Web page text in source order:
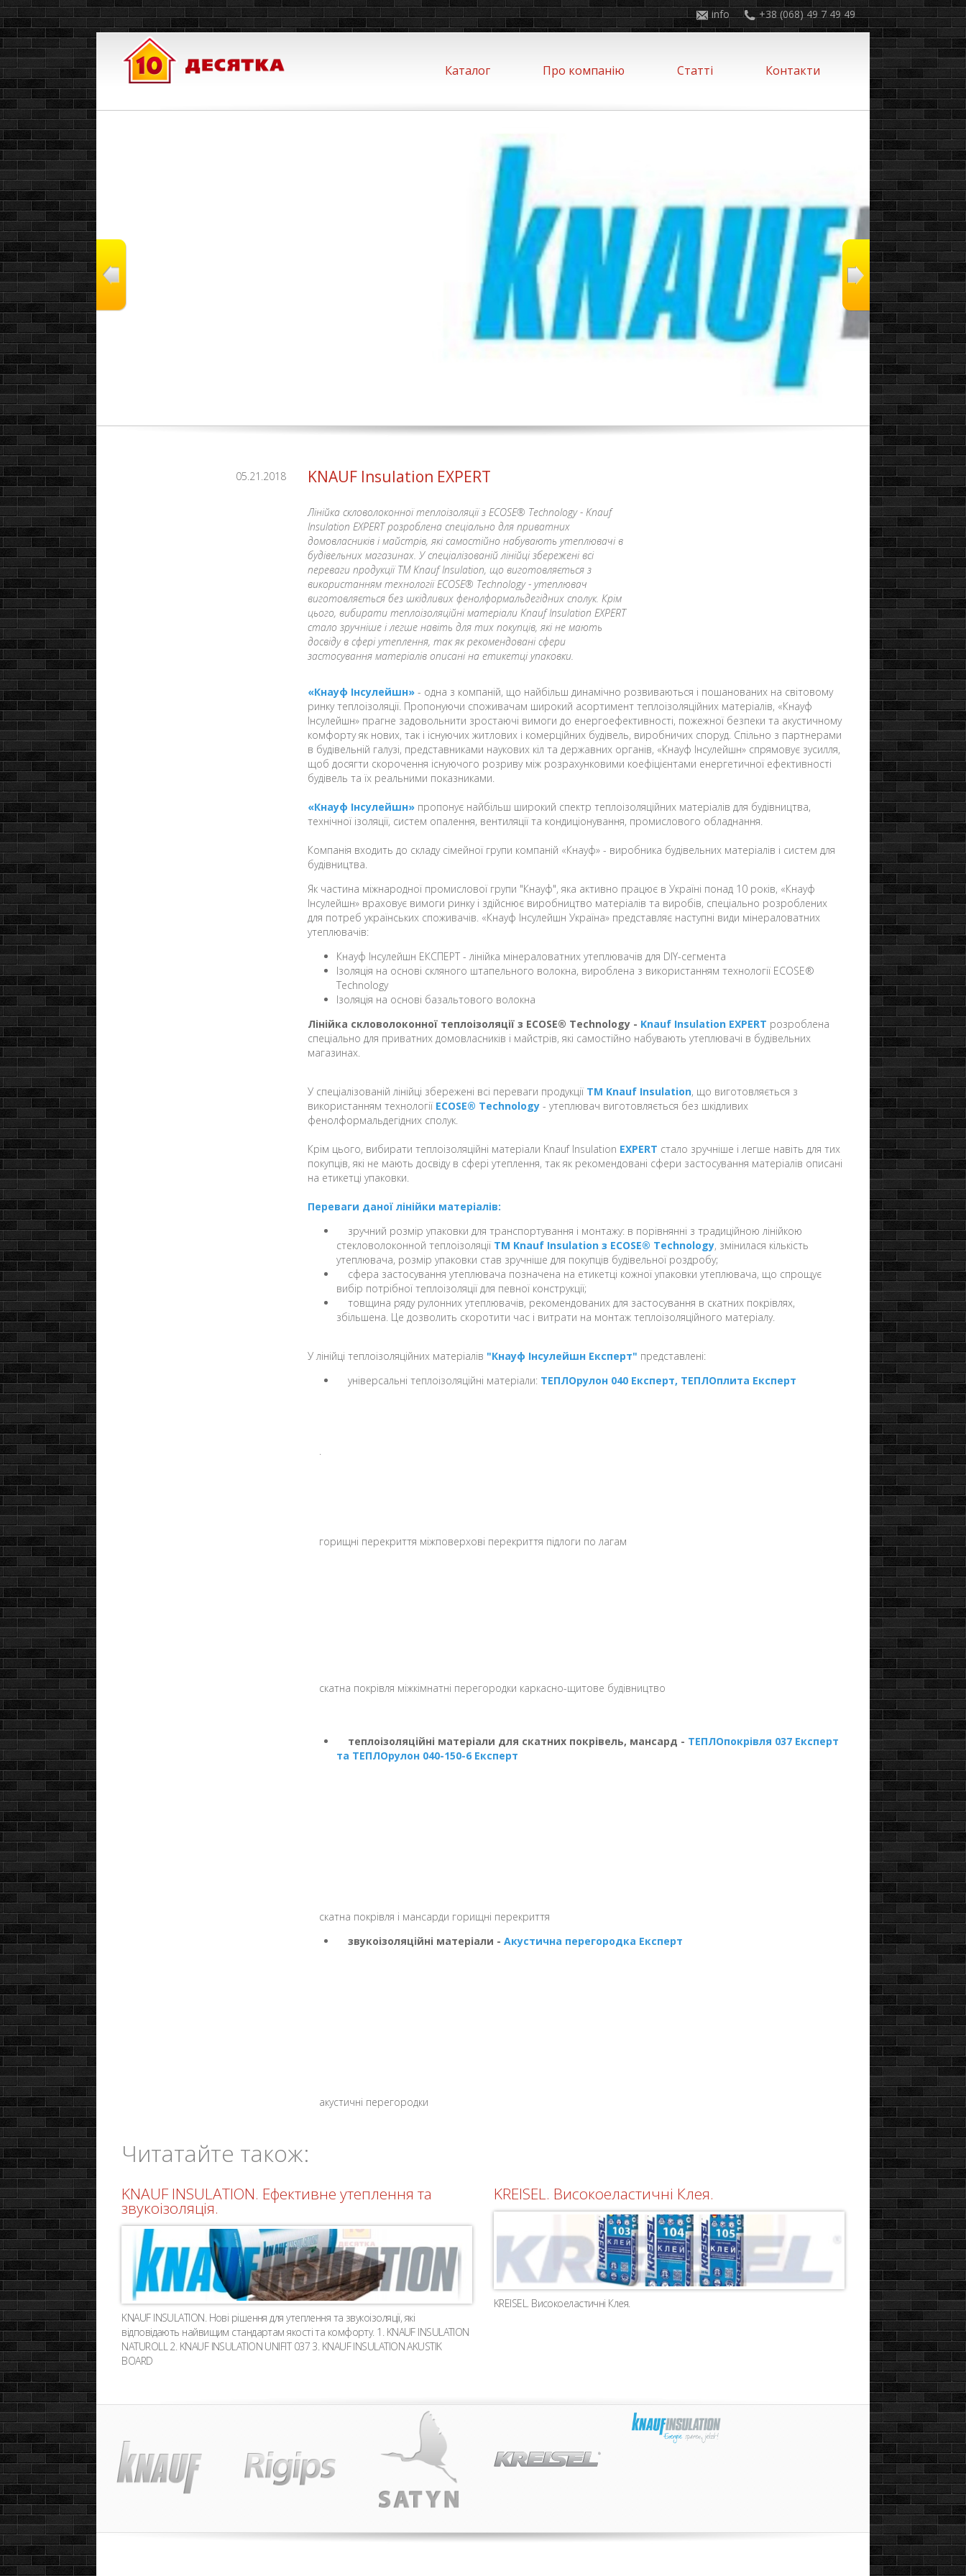
+38 (068) 49 7 49 49
info
Каталог Про компанію Статті Контакти
05.21.2018 KNAUF Insulation EXPERT
Лінійка скловолоконної теплоізоляції з ECOSE® Technology - Knauf
Insulation EXPERT розроблена спеціально для приватних
домовласників і майстрів, які самостійно набувають утеплювачі в
будівельних магазинах. У спеціалізованій лінійці збережені всі
переваги продукції TM Knauf Insulation, що виготовляється з
використанням технології ECOSE® Technology - утеплювач
виготовляється без шкідливих фенолформальдегідних сполук. Крім
цього, вибирати теплоізоляційні матеріали Knauf Insulation EXPERT
стало зручніше і легше навіть для тих покупців, які не мають
досвіду в сфері утеплення, так як рекомендовані сфери
застосування матеріалів описані на етикетці упаковки.
«Кнауф Інсулейшн» - одна з компаній, що найбільш динамічно розвиваються і пошанованих на світовому
ринку теплоізоляції. Пропонуючи споживачам широкий асортимент теплоізоляційних матеріалів, «Кнауф
Інсулейшн» прагне задовольнити зростаючі вимоги до енергоефективності, пожежної безпеки та акустичному
комфорту як нових, так і існуючих житлових і комерційних будівель, виробничих споруд. Спільно з партнерами
в будівельній галузі, представниками наукових кіл та державних органів, «Кнауф Інсулейшн» спрямовує зусилля,
щоб досягти скорочення існуючого розриву між розрахунковими коефіцієнтами енергетичної ефективності
будівель та їх реальними показниками.
«Кнауф Інсулейшн» пропонує найбільш широкий спектр теплоізоляційних матеріалів для будівництва,
технічної ізоляції, систем опалення, вентиляції та кондиціонування, промислового обладнання.
Компанія входить до складу сімейної групи компаній «Кнауф» - виробника будівельних матеріалів і систем для
будівництва.
Як частина міжнародної промислової групи "Кнауф", яка активно працює в Україні понад 10 років, «Кнауф
Інсулейшн» враховує вимоги ринку і здійснює виробництво матеріалів та виробів, спеціально розроблених
для потреб українських споживачів. «Кнауф Інсулейшн Україна» представляє наступні види мінераловатних
утеплювачів:
Кнауф Інсулейшн ЕКСПЕРТ - лінійка мінераловатних утеплювачів для DIY-сегмента
Ізоляція на основі скляного штапельного волокна, вироблена з використанням технології ECOSE®
Technology
Ізоляція на основі базальтового волокна
Лінійка скловолоконної теплоізоляції з ECOSE® Technology - Knauf Insulation EXPERT розроблена
спеціально для приватних домовласників і майстрів, які самостійно набувають утеплювачі в будівельних
магазинах.
У спеціалізованій лінійці збережені всі переваги продукції TM Knauf Insulation, що виготовляється з
використанням технології ECOSE® Technology - утеплювач виготовляється без шкідливих
фенолформальдегідних сполук.
Крім цього, вибирати теплоізоляційні матеріали Knauf Insulation EXPERT стало зручніше і легше навіть для тих
покупців, які не мають досвіду в сфері утеплення, так як рекомендовані сфери застосування матеріалів описані
на етикетці упаковки.
Переваги даної лінійки матеріалів:
зручний розмір упаковки для транспортування і монтажу: в порівнянні з традиційною лінійкою
стекловолоконной теплоізоляції TM Knauf Insulation з ECOSE® Technology, змінилася кількість
утеплювача, розмір упаковки став зручніше для покупців будівельної роздробу;
сфера застосування утеплювача позначена на етикетці кожної упаковки утеплювача, що спрощує
вибір потрібної теплоізоляції для певної конструкції;
товщина ряду рулонних утеплювачів, рекомендованих для застосування в скатних покрівлях,
збільшена. Це дозволить скоротити час і витрати на монтаж теплоізоляційного матеріалу.
У лінійці теплоізоляційних матеріалів "Кнауф Інсулейшн Експерт" представлені:
універсальні теплоізоляційні матеріали: ТЕПЛОрулон 040 Експерт, ТЕПЛОплита Експерт
горищні перекриття міжповерхові перекриття підлоги по лагам
скатна покрівля міжкімнатні перегородки каркасно-щитове будівництво
теплоізоляційні матеріали для скатних покрівель, мансард - ТЕПЛОпокрівля 037 Експерт
та ТЕПЛОрулон 040-150-6 Експерт
скатна покрівля і мансарди горищні перекриття
звукоізоляційні матеріали -Акустична перегородка Експерт
акустичні перегородки
Читатайте також:
KNAUF INSULATION. Ефективне утеплення та
звукоізоляція.
KNAUF INSULATION. Нові рішення для утеплення та звукоізоляції, які
відповідають найвищим стандартам якості та комфорту. 1. KNAUF INSULATION
NATUROLL 2. KNAUF INSULATION UNIFIT 037 3. KNAUF INSULATION AKUSTIK
BOARD
KREISEL. Високоеластичні Клея.
KREISEL. Високоеластичні Клея.